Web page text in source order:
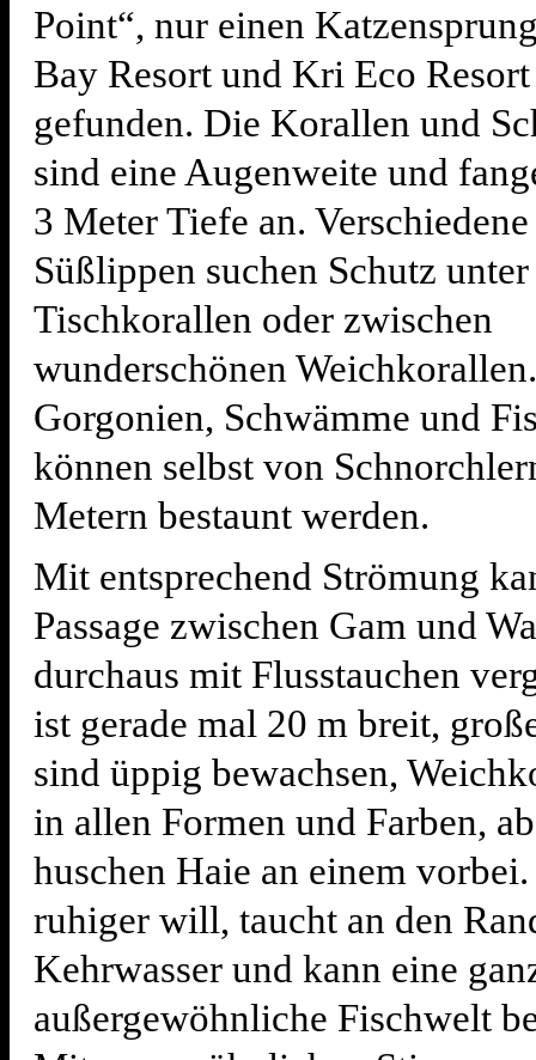
Point“, nur einen
Bay Resort und Kri Eco
gefunden. Die Korallen und
sind eine Augenweite und
3 Meter Tiefe an.
Süßlippen suchen Schutz
Tischkorallen oder zwischen
wunderschönen
Gorgonien, Schwämme und
können selbst von
Metern bestaunt werden.
Mit entsprechend Strömung
Passage zwischen Gam und
durchaus mit Flusstauchen
ist gerade mal 20 m breit,
sind üppig bewachsen,
in allen Formen und Farben,
huschen Haie an einem vorbei.
ruhiger will, taucht an den
Kehrwasser und kann eine
außergewöhnliche Fischwelt